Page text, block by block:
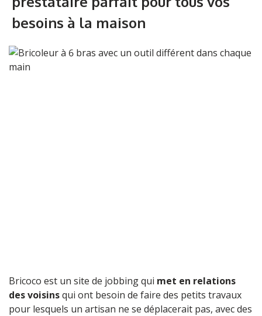
besoins à la maison
Bricoco est un site de jobbing qui met en relations
des voisinsqui ont besoin de faire des petits travaux
pour lesquels un artisan ne se déplacerait pas, avecdes